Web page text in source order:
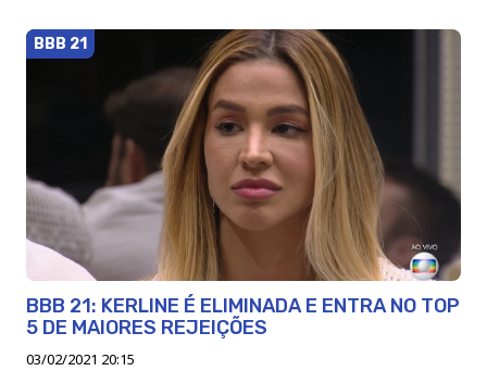
BBB 21
BBB 21: KERLINE É ELIMINADA E ENTRA NO TOP
5 DE MAIORES REJEIÇÕES
03/02/2021 20:15